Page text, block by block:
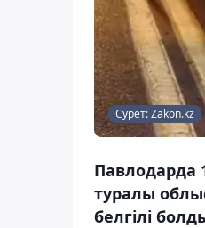
Сурет: Zakon.kz
Павлодарда
туралы
белгілі